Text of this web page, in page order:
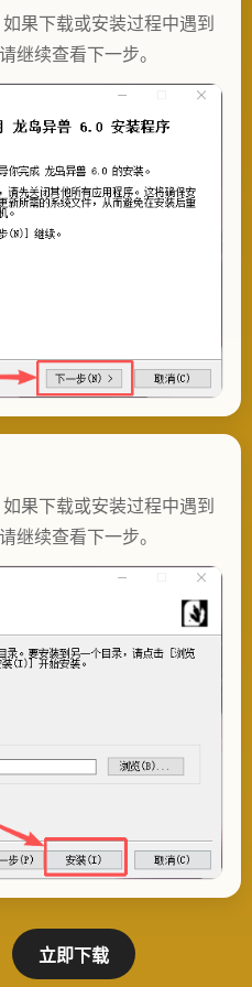
果下载或安装过程中遇到
继续查看下一步。
果下载或安装过程中遇到
继续查看下一步。
立即下载